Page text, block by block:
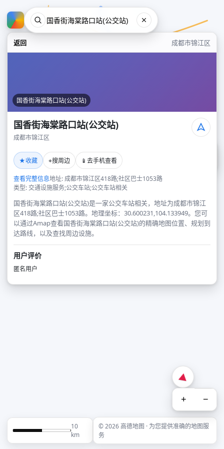
返回 成都市锦江区
国香街海棠路口站(公交站)
国香街海棠路口站(公交站)
成都市锦江区
★收藏 ⌖搜周边 📱 去手机查看
查看完整信息地址: 成都市锦江区418路;社区巴士1053路
类型: 交通设施服务;公交车站;公交车站相关
国香街海棠路口站(公交站)是一家公交车站相关，地址为成都市锦江
区418路;社区巴士1053路。地理坐标：30.600231,104.133949。您可
以通过Amap查看国香街海棠路口站(公交站)的精确地图位置、规划到
达路线，以及查找周边设施。
用户评价
匿名用户
+ −
10
km
© 2026 高德地图 · 为您提供准确的地图服
务